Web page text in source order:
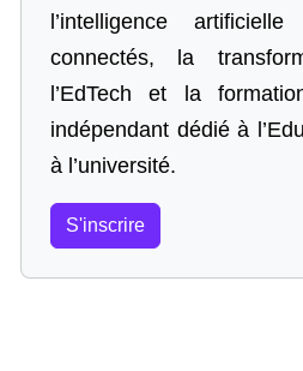
l’intelligence artificielle
connectés, la
l’EdTech et la
indépendant dédié à
à l’université.
S'inscrire